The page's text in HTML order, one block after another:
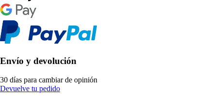
Envío y devolución
30 días para cambiar de opinión
Devuelve tu pedido